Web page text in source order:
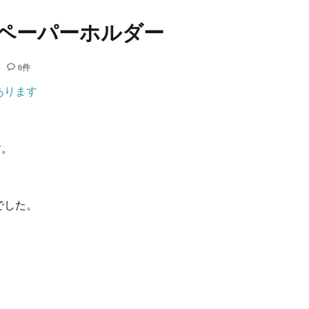
ーパーホルダー
8件
ります
た。